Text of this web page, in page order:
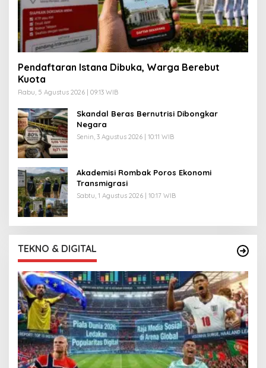
Pendaftaran Istana Dibuka, Warga Berebut
Kuota
Rabu, 5 Agustus 2026 | 09:13 WIB
Skandal Beras Bernutrisi Dibongkar
Negara
Senin, 3 Agustus 2026 | 10:11 WIB
Akademisi Rombak Poros Ekonomi
Transmigrasi
Sabtu, 1 Agustus 2026 | 10:17 WIB
TEKNO & DIGITAL